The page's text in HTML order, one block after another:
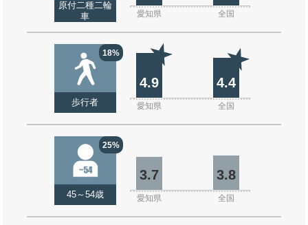
原付二種二輪
車
愛知県 全国
18%
歩行者
4.9 4.4
愛知県 全国
25%
45～54歳
3.7 3.8
愛知県 全国